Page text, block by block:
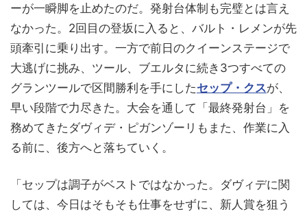
ーが一瞬脚を止めたのだ。発射台体制も完璧とは言え
なかった。2回目の登坂に入ると、バルト・レメンが先
頭牽引に乗り出す。一方で前日のクイーンステージで
大逃げに挑み、ツール、ブエルタに続き3つすべての
グランツールで区間勝利を手にしたセップ・クスが、
早い段階で力尽きた。大会を通して「最終発射台」を
務めてきたダヴィデ・ピガンゾーリもまた、作業に入
る前に、後方へと落ちていく。
「セップは調子がベストではなかった。ダヴィデに関
しては、今日はそもそも仕事をせずに、新人賞を狙う